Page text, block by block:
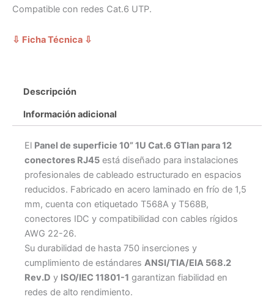
Compatible con redes Cat.6 UTP.
⇩ Ficha Técnica ⇩
Descripción
Información adicional
El Panel de superficie 10” 1U Cat.6 GTlan para 12
conectores RJ45 está diseñado para instalaciones
profesionales de cableado estructurado en espacios
reducidos. Fabricado en acero laminado en frío de 1,5
mm, cuenta con etiquetado T568A y T568B,
conectores IDC y compatibilidad con cables rígidos
AWG 22-26.
Su durabilidad de hasta 750 inserciones y
cumplimiento de estándares ANSI/TIA/EIA 568.2
Rev.D y ISO/IEC 11801-1 garantizan fiabilidad en
redes de alto rendimiento.